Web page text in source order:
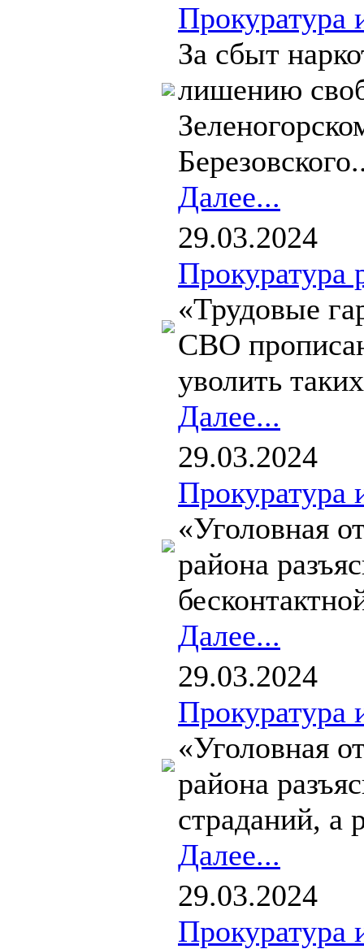
Прокуратура
За сбыт
лишению
Далее...
29.03.2024
Прокуратура
«Трудовые
СВО
уволить
Далее...
29.03.2024
Прокуратура
«Уголовная
района
Далее...
29.03.2024
Прокуратура
«Уголовная
района
страданий, а
Далее...
29.03.2024
Прокуратура